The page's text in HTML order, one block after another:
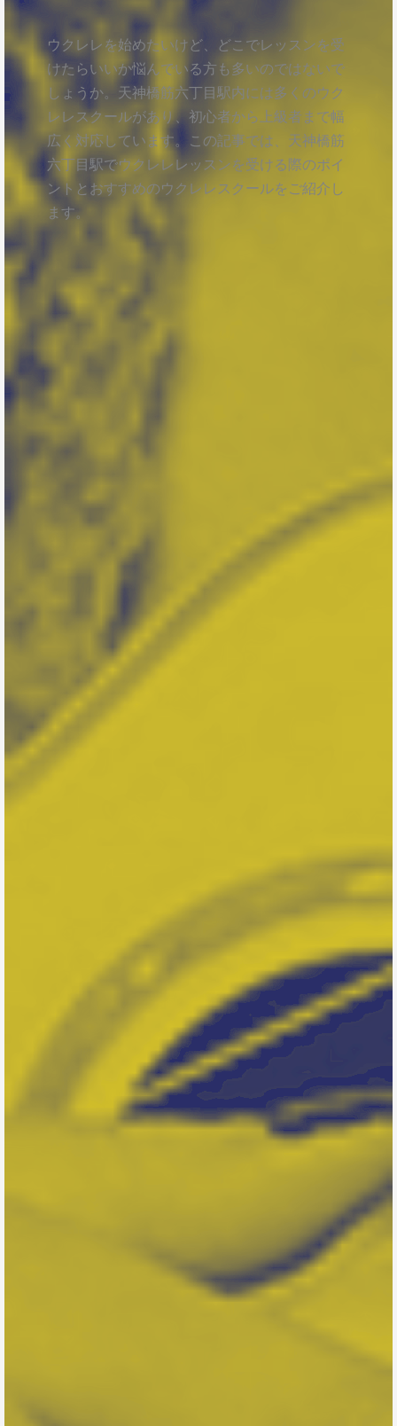
ウクレレを始めたいけど、どこでレッスンを受
けたらいいか悩んでいる方も多いのではないで
しょうか。天神橋筋六丁目駅内には多くのウク
レレスクールがあり、初心者から上級者まで幅
広く対応しています。この記事では、天神橋筋
六丁目駅でウクレレレッスンを受ける際のポイ
ントとおすすめのウクレレスクールをご紹介し
ます。